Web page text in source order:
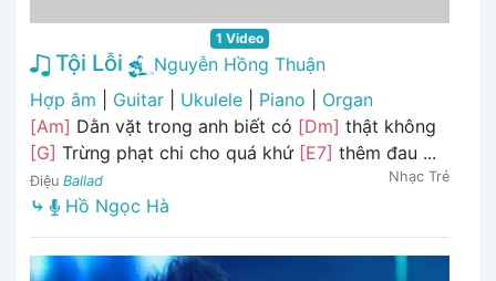
1 Video
Tội Lỗi
Nguyễn Hồng Thuận
Hợp âm
Guitar Ukulele Piano
Organ
[Am] Dằn vặt trong anh biết có [Dm] thật không
[G] Trừng phạt chi cho quá khứ [E7] thêm đau ...
Điệu Ballad Nhạc Trẻ
⤷ Hồ Ngọc Hà